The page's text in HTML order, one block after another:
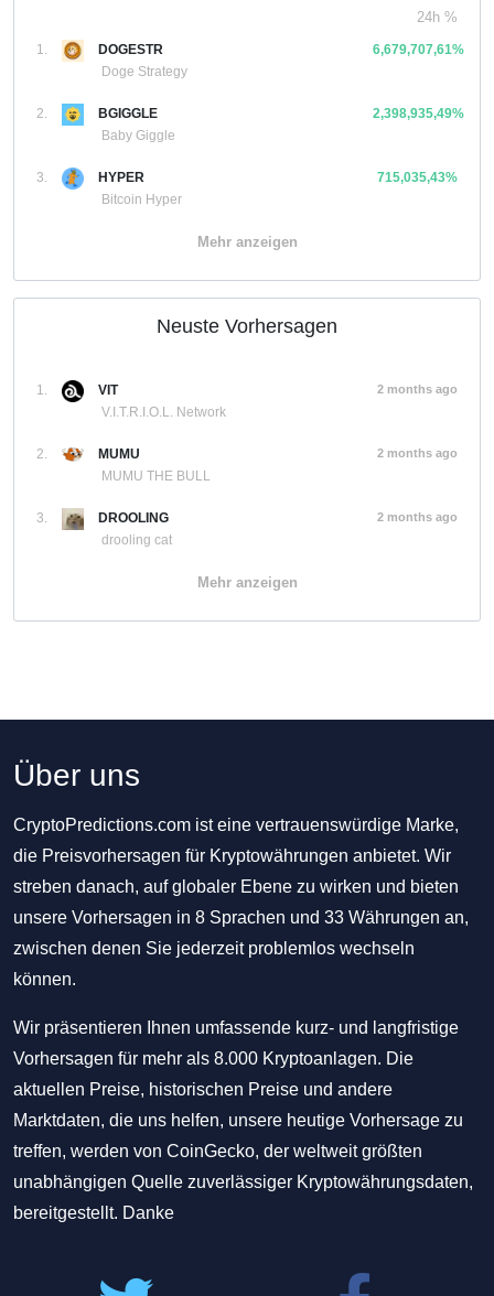
24h %
1.
DOGESTR
Doge Strategy
6,679,707,61%
2.
BGIGGLE
Baby Giggle
2,398,935,49%
3.
HYPER
Bitcoin Hyper
715,035,43%
Mehr anzeigen
Neuste Vorhersagen
1.
VIT
V.I.T.R.I.O.L. Network
2 months ago
2.
MUMU
MUMU THE BULL
2 months ago
3.
DROOLING
drooling cat
2 months ago
Mehr anzeigen
Über uns
CryptoPredictions.com ist eine vertrauenswürdige Marke,
die Preisvorhersagen für Kryptowährungen anbietet. Wir
streben danach, auf globaler Ebene zu wirken und bieten
unsere Vorhersagen in 8 Sprachen und 33 Währungen an,
zwischen denen Sie jederzeit problemlos wechseln
können.
Wir präsentieren Ihnen umfassende kurz- und langfristige
Vorhersagen für mehr als 8.000 Kryptoanlagen. Die
aktuellen Preise, historischen Preise und andere
Marktdaten, die uns helfen, unsere heutige Vorhersage zu
treffen, werden von CoinGecko, der weltweit größten
unabhängigen Quelle zuverlässiger Kryptowährungsdaten,
bereitgestellt. Danke